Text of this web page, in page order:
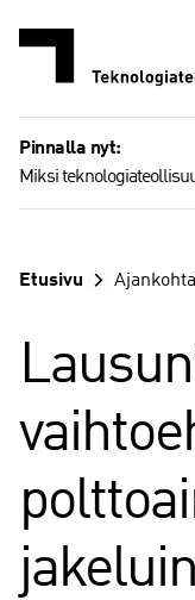
Pinnalla nyt:
Miksi
Etusivu